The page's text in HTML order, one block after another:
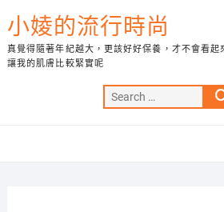
to
content
小婈的流行時尚
真覺得隨著年紀越大，更該好好保養，才不會看起
讓我的肌膚比較緊實呢
…